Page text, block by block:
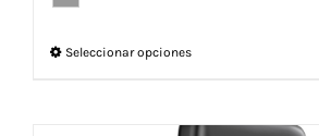
Seleccionar opcionesEste
múltiples